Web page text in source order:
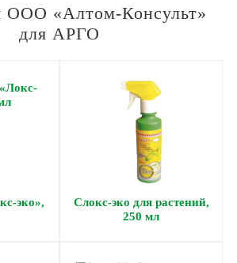
ООО «Алтом-Консульт»
для АРГО
эко»,
Слокс-эко для растений,
250 мл